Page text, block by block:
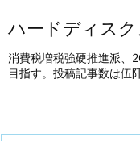
ハードディス
消費税増税強硬推進派、
目指す。投稿記事数は伍